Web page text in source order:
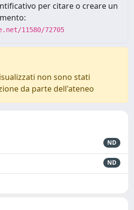
per citare o creare un
11580/72705
non sono stati
da parte dell'ateneo
ND
ND